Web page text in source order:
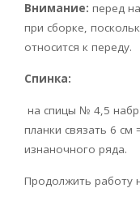
Внимание: перед
при сборке,
относится к переду.
Спинка:
на спицы № 4,5
планки связать 6 см
изнаночного ряда.
Продолжить работу